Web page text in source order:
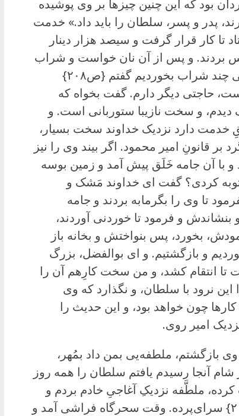
بود که این چنین چیزها بر وی پوشیده
پدر و پسر، سلطان را باید داد.» خدمت
تا کار قرار گرفت و سیصد هزار دینار
بردند. و پس از آن نان خواست و شراب
و مطربان، و دست بکار بردیم. چون قدحی چند شراب بخوردیم گفتم {ص۲۰۸}
حاجتی دیگر دارم. گفت بخواه که
دیدم، و سخت نازیبا ستوربانی است. و
خدمت دارد نزدیک خداوند سخت بسیار،
قانونِ امیر محمود. اگر بیند وی را نیز
و با آن جامه خَلَق پیش آمد و زمین بوسه
توبه کردی؟ گفت ای خداوند مَشک و
تا وی را بگرمابه بردند و جامه
بنشاندش و فرمود تا خوردنی آوردند،
بخورد، پس بنواختش و بخانه باز
و بازگشتیم. و ای بوالفضل، بزرگ
تا انتقام کشد، و من سخت کارِهم آن را
نرود با سلطان، و نگذارد که وی
چون خواهد بود، و این حدیث را
امیر روی.
بازگشتم، ملطفه‌یی بمن داد بمُهر،
آنجا رسیدم یافتم سلطان را همه روز
ملطَّفه نزدیکِ آغاجیِ خادم بردم و
بدو دادم و جایی فرود آمدم نزدیکِ {ص۲۰۹} سرای‌پرده. وقت سحرگاه فراشی آمد و